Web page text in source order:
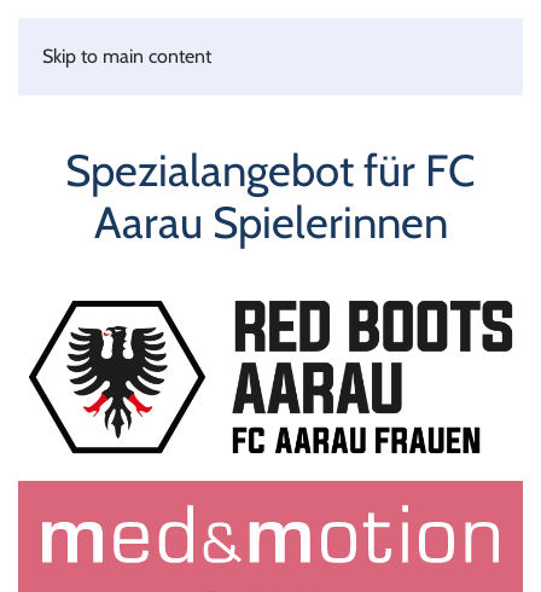
Skip to main content
Spezialangebot für FC
Aarau Spielerinnen